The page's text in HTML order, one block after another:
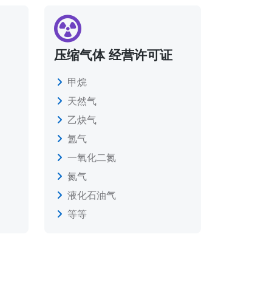
压缩气体 经营许可证
甲烷
天然气
乙炔气
氲气
一氧化二氮
氮气
液化石油气
等等